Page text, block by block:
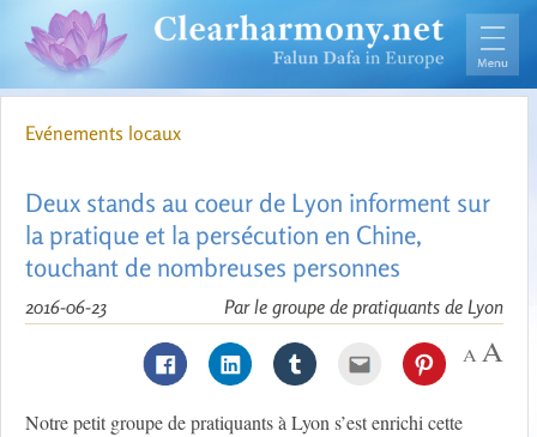
Evénements locaux
Deux stands au coeur de Lyon informent sur
la pratique et la persécution en Chine,
touchant de nombreuses personnes
Par le groupe de pratiquants de Lyon
2016-06-23
Notre petit groupe de pratiquants à Lyon s’est enrichi cette